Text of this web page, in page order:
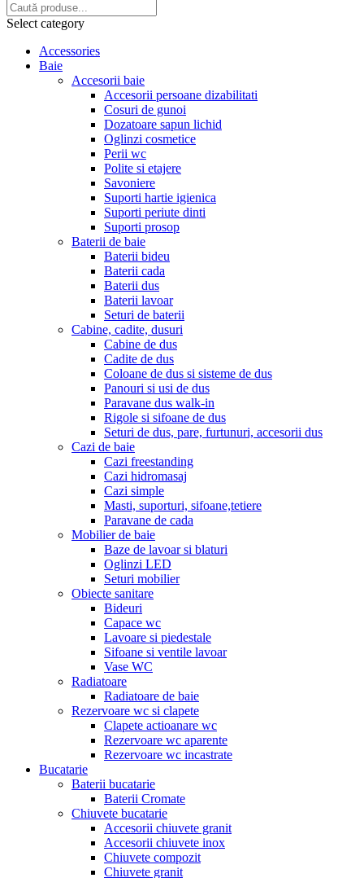
Select category
Accessories
Baie
Accesorii baie
Accesorii persoane dizabilitati
Cosuri de gunoi
Dozatoare sapun lichid
Oglinzi cosmetice
Perii wc
Polite si etajere
Savoniere
Suporti hartie igienica
Suporti periute dinti
Suporti prosop
Baterii de baie
Baterii bideu
Baterii cada
Baterii dus
Baterii lavoar
Seturi de baterii
Cabine, cadite, dusuri
Cabine de dus
Cadite de dus
Coloane de dus si sisteme de dus
Panouri si usi de dus
Paravane dus walk-in
Rigole si sifoane de dus
Seturi de dus, pare, furtunuri, accesorii dus
Cazi de baie
Cazi freestanding
Cazi hidromasaj
Cazi simple
Masti, suporturi, sifoane,tetiere
Paravane de cada
Mobilier de baie
Baze de lavoar si blaturi
Oglinzi LED
Seturi mobilier
Obiecte sanitare
Bideuri
Capace wc
Lavoare si piedestale
Sifoane si ventile lavoar
Vase WC
Radiatoare
Radiatoare de baie
Rezervoare wc si clapete
Clapete actioanare wc
Rezervoare wc aparente
Rezervoare wc incastrate
Bucatarie
Baterii bucatarie
Baterii Cromate
Chiuvete bucatarie
Accesorii chiuvete granit
Accesorii chiuvete inox
Chiuvete compozit
Chiuvete granit